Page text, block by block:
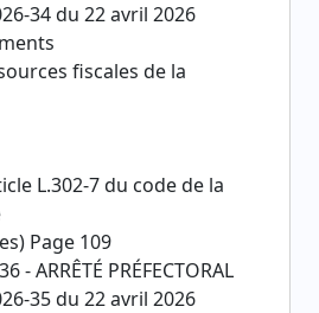
34 du 22 avril 2026
fiscales de la
L.302-7 du code de la
Page 109
- ARRÊTÉ PRÉFECTORAL
35 du 22 avril 2026